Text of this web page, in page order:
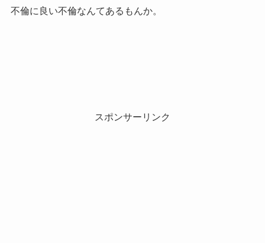
不倫に良い不倫なんてあるもんか。
スポンサーリンク